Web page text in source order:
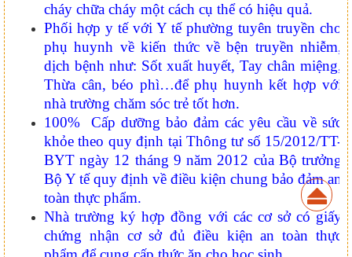
cháy chữa cháy một cách cụ thể có hiệu quả.
Phối hợp y tế với Y tế phường tuyên truyền cho
phụ huynh về kiến thức về bện truyền nhiễm,
dịch bệnh như: Sốt xuất huyết, Tay chân miệng,
Thừa cân, béo phì…để phụ huynh kết hợp với
nhà trường chăm sóc trẻ tốt hơn.
100% Cấp dưỡng bảo đảm các yêu cầu về sức
khỏe theo quy định tại Thông tư số 15/2012/TT-
BYT ngày 12 tháng 9 năm 2012 của Bộ trưởng
Bộ Y tế quy định về điều kiện chung bảo đảm an
toàn thực phẩm.
Nhà trường ký hợp đồng với các cơ sở có giấy
chứng nhận cơ sở đủ điều kiện an toàn thực